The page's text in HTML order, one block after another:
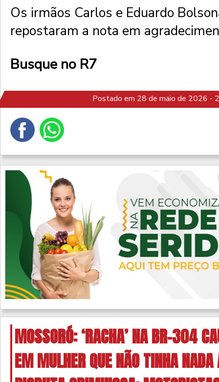
Os irmãos Carlos e Eduardo
repostaram a nota em
Busque no R7
Postado em 28 de maio de 2026 -
MOSSORÓ: ‘RACHA’ NA BR-304
EM MULHER QUE NÃO TINHA